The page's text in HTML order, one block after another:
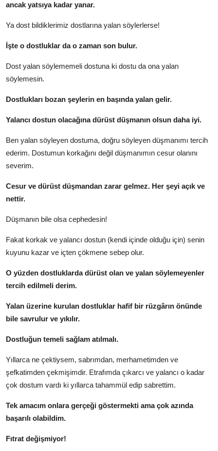
ancak yatsıya kadar yanar.
Ya dost bildiklerimiz dostlarına yalan söylerlerse!
İşte o dostluklar da o zaman son bulur.
Dost yalan söylememeli dostuna ki dostu da ona yalan
söylemesin.
Dostlukları bozan şeylerin en başında yalan gelir.
Yalancı dostun olacağına dürüst düşmanın olsun daha iyi.
Ben yalan söyleyen dostuma, doğru söyleyen düşmanımı tercih
ederim. Dostumun korkağını değil düşmanımın cesur olanını
severim.
Cesur ve dürüst düşmandan zarar gelmez. Her şeyi açık ve
nettir.
Düşmanın bile olsa cephedesin!
Fakat korkak ve yalancı dostun (kendi içinde olduğu için) senin
kuyunu kazar ve içten çökmene sebep olur.
O yüzden dostluklarda dürüst olan ve yalan söylemeyenler
tercih edilmeli derim.
Yalan üzerine kurulan dostluklar hafif bir rüzgârın önünde
bile savrulur ve yıkılır.
Dostluğun temeli sağlam atılmalı.
Yıllarca ne çektiysem, sabrımdan, merhametimden ve
şefkatimden çekmişimdir. Etrafımda çıkarcı ve yalancı o kadar
çok dostum vardı ki yıllarca tahammül edip sabrettim.
Tek amacım onlara gerçeği göstermekti ama çok azında
başarılı olabildim.
Fıtrat değişmiyor!